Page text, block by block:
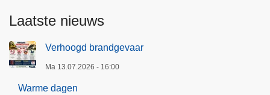
Laatste nieuws
Verhoogd brandgevaar
Ma 13.07.2026 - 16:00
Warme dagen